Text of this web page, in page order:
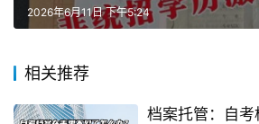
2026年6月11日 下午5:24
相关推荐
档案托管：自